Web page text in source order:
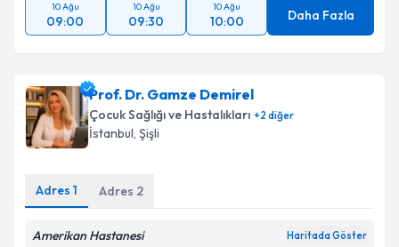
10 Ağu
09:00
10 Ağu
09:30
10 Ağu
10:00 Daha Fazla
Prof. Dr. Gamze Demirel
Çocuk Sağlığı ve Hastalıkları +2 diğer
İstanbul, Şişli
Adres 1 Adres 2
Amerikan Hastanesi Haritada Göster